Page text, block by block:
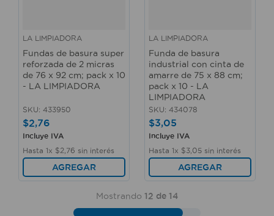
LA LIMPIADORA
Fundas de basura super
reforzada de 2 micras
de 76 x 92 cm; pack x 10
- LA LIMPIADORA
SKU: 433950
$2,76
Incluye IVA
Hasta 1x $2 76 sin interés
AGREGAR
LA LIMPIADORA
Funda de basura
industrial con cinta de
amarre de 75 x 88 cm;
pack x 10 - LA
LIMPIADORA
SKU: 434078
$3,05
Incluye IVA
Hasta 1x $3 05 sin interés
AGREGAR
Mostrando 12 de 14